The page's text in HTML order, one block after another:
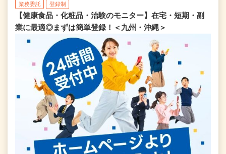
業務委託 登録制
【健康食品・化粧品・治験のモニター】在宅・短期・副
業に最適◎まずは簡単登録！＜九州・沖縄＞